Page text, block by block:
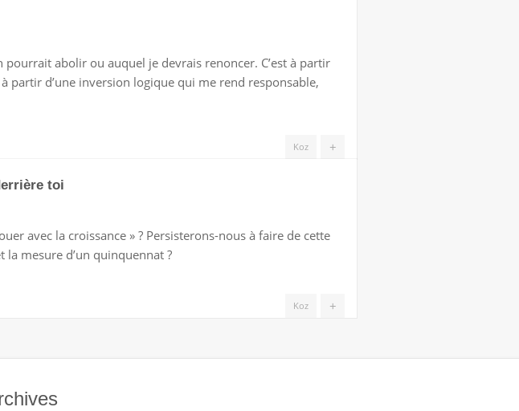
pourrait abolir ou auquel je devrais renoncer. C’est à partir
partir d’une inversion logique qui me rend responsable,
+
Koz
toi
avec la croissance » ? Persisterons-nous à faire de cette
la mesure d’un quinquennat ?
+
Koz